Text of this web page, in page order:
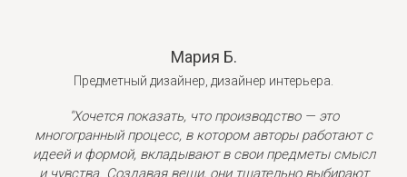
Мария Б.
Предметный дизайнер, дизайнер интерьера.
"Хочется показать, что производство — это
многогранный процесс, в котором авторы работают с
идеей и формой, вкладывают в свои предметы смысл
и чувства. Создавая вещи, они тщательно выбирают